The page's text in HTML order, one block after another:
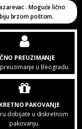
. Moguće lično
brzom poštom.
PREUZIMANJE
u Beogradu.
PAKOVANJE
dobijate u diskretnom
pakovanju.